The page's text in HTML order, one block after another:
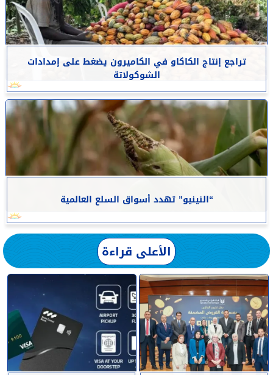
تراجع إنتاج الكاكاو في الكاميرون يضغط على إمدادات
الشوكولاتة
“النينيو” تهدد أسواق السلع العالمية
الأعلى قراءة